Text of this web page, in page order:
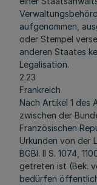
aufgenommen,
oder Stempel
anderen Staates
Legalisation.
2.23
Frankreich
Nach Artikel 1 des
zwischen der
Französischen
Urkunden von der
BGBl. II S. 1074,
getreten ist (Bek.
bedürfen